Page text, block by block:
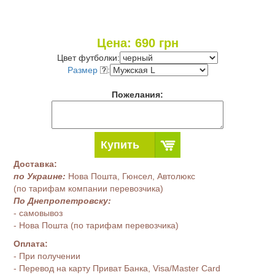
Цена: 690грн
Цвет футболки:
Размер
:
Пожелания:
Купить
Доставка:
по Украине: Нова Пошта, Гюнсел, Автолюкс
(по тарифам компании перевозчика)
По Днепропетровску:
- самовывоз
- Нова Пошта (по тарифам перевозчика)
Оплата:
- При получении
- Перевод на карту Приват Банка, Visa/Master Card